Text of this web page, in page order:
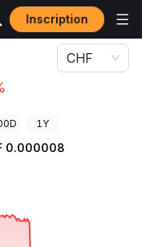
Inscription
CHF
1Y
0.000008